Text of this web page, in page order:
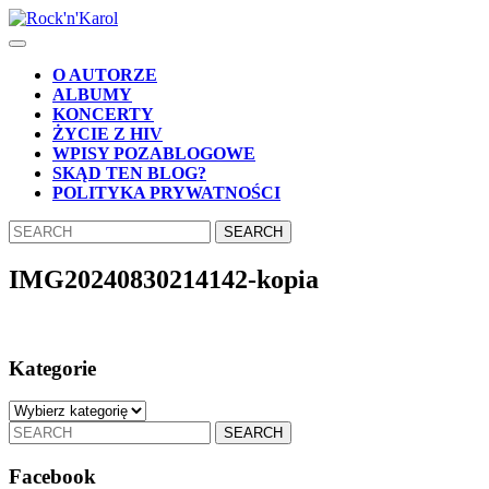
Skip
to
Skip
content
Open
ButtonO AUTORZE
ALBUMY
KONCERTY
ŻYCIE Z HIV
WPISY POZABLOGOWE
SKĄD TEN BLOG?
POLITYKA PRYWATNOŚCI
CLOSE
BUTTON
Search
for:
IMG20240830214142-kopia
Kategorie
Kategorie
Search
for:
Facebook